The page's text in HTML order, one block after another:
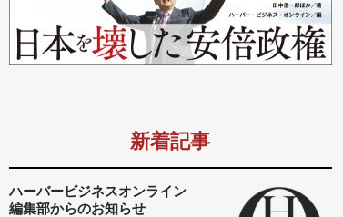
新着記事
ハーバービジネスオンライン
編集部からのお知らせ